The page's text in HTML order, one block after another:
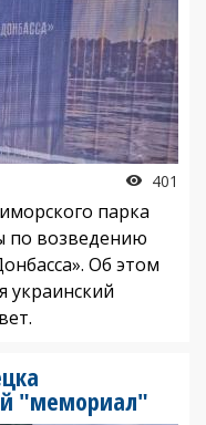
401
парка
по возведению
Об этом
украинский
"мемориал"